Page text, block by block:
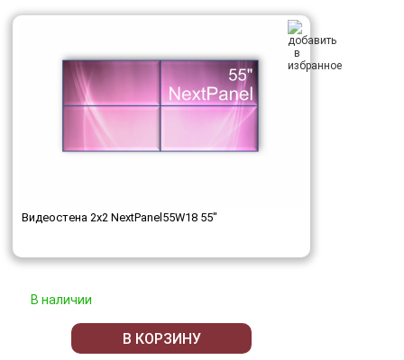
Видеостена 2x2 NextPanel55W18 55"
В наличии
В КОРЗИНУ